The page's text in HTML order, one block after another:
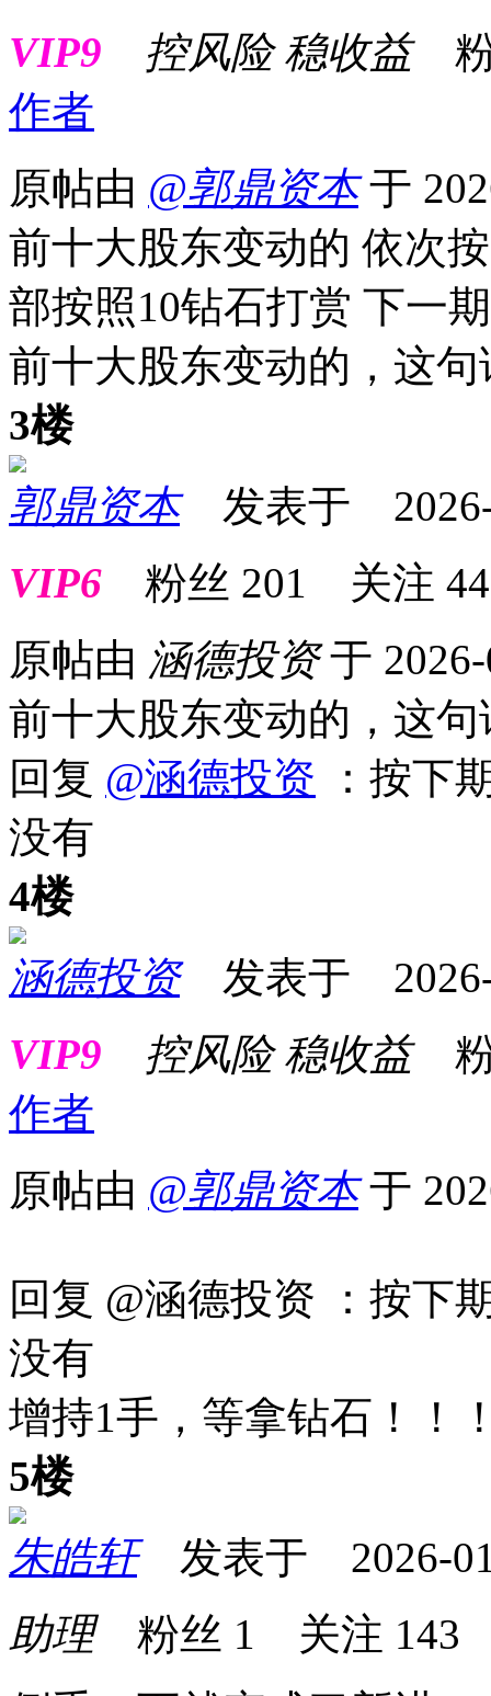
VIP9
控风险 稳收益
作者
原帖由 @郭鼎资本 于
前十大股东变动的 依次
部按照10钻石打赏 下一
前十大股东变动的，这
3楼
郭鼎资本发表于 2026-
VIP6 粉丝 201 关注 44
原帖由 涵德投资于
前十大股东变动的，这
回复 @涵德投资 ：按下
没有
4楼
涵德投资发表于 2026-
VIP9
控风险 稳收益
作者
原帖由 @郭鼎资本 于
回复 @涵德投资 ：按下
没有
增持1手，等拿钻石！！
5楼
朱皓轩发表于 2026-
助理粉丝 1 关注 143